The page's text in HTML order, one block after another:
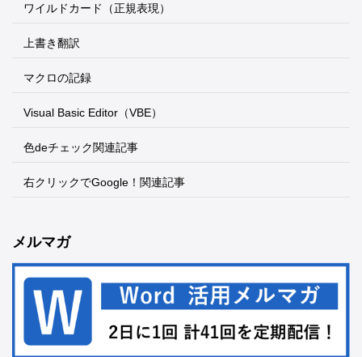
ワイルドカード（正規表現）
上書き翻訳
マクロの記録
Visual Basic Editor（VBE）
色deチェック関連記事
右クリックでGoogle！関連記事
メルマガ